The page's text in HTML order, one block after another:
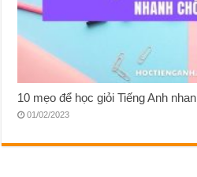
10 mẹo để học giỏi Tiếng Anh
01/02/2023